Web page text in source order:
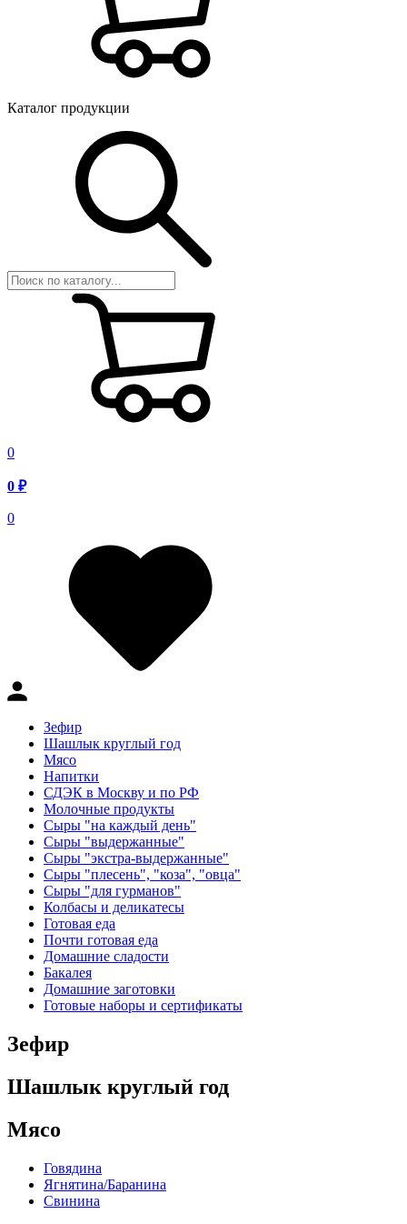
Каталог продукции
0
0 ₽
0
Зефир
Шашлык круглый год
Мясо
Напитки
СДЭК в Москву и по РФ
Молочные продукты
Сыры "на каждый день"
Сыры "выдержанные"
Сыры "экстра-выдержанные"
Сыры "плесень", "коза", "овца"
Сыры "для гурманов"
Колбасы и деликатесы
Готовая еда
Почти готовая еда
Домашние сладости
Бакалея
Домашние заготовки
Готовые наборы и сертификаты
Зефир
Шашлык круглый год
Мясо
Говядина
Ягнятина/Баранина
Свинина